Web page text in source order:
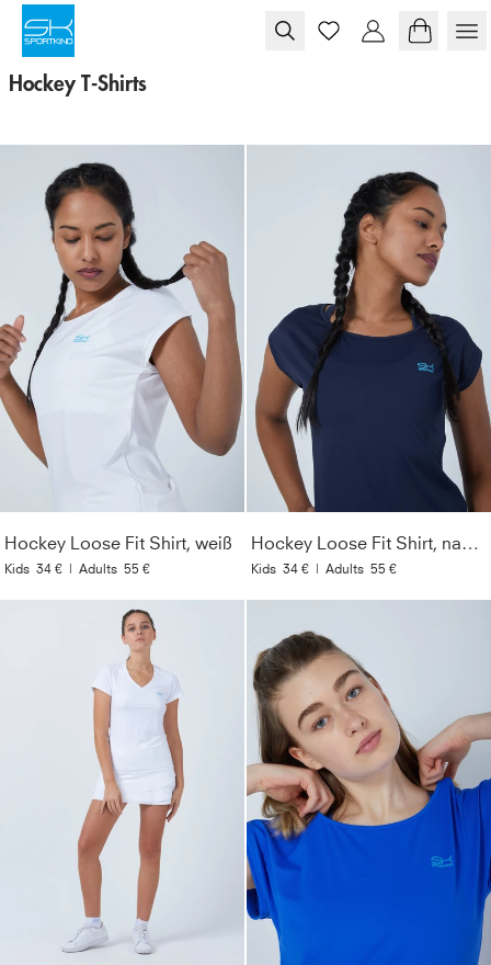
Hockey T-Shirts
Hockey Loose Fit Shirt, weiß
Kids 34 € | Adults 55 €
Hockey Loose Fit Shirt, navy blau
Kids 34 € | Adults 55 €